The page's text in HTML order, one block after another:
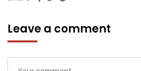
Leave a comment